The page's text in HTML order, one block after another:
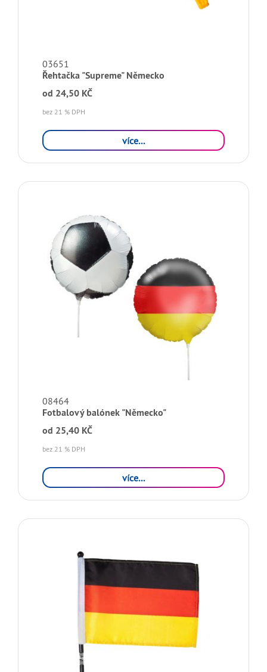
03651
Řehtačka "Supreme" Německo
od 24,50 KČ
bez 21 % DPH
více...
08464
Fotbalový balónek "Německo"
od 25,40 KČ
bez 21 % DPH
více...